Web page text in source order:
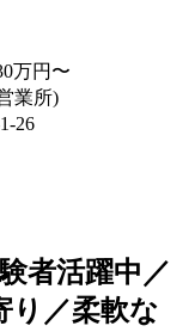
万円〜
業所)
26
者活躍中／
り／柔軟な